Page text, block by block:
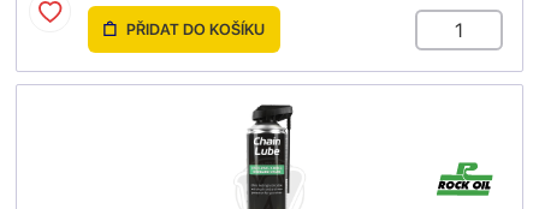
PŘIDAT DO KOŠÍKU